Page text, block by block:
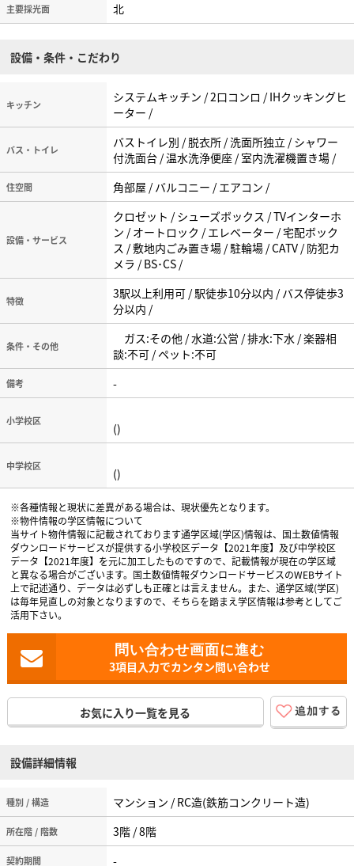
主要採光面 北
設備・条件・こだわり
キッチン
システムキッチン / 2口コンロ / IHクッキングヒ
ーター /
バス・トイレ
バストイレ別 / 脱衣所 / 洗面所独立 / シャワー
付洗面台 / 温水洗浄便座 / 室内洗濯機置き場 /
住空間 角部屋 / バルコニー / エアコン /
設備・サービス
クロゼット / シューズボックス / TVインターホ
ン / オートロック / エレベーター / 宅配ボック
ス / 敷地内ごみ置き場 / 駐輪場 / CATV / 防犯カ
メラ / BS･CS /
特徴
3駅以上利用可 / 駅徒歩10分以内 / バス停徒歩3
分以内 /
条件・その他
ガス:その他 / 水道:公営 / 排水:下水 / 楽器相
談:不可 / ペット:不可
備考 -
小学校区 ()
中学校区 ()
※各種情報と現状に差異がある場合は、現状優先となります。
※物件情報の学区情報について
当サイト物件情報に記載されております通学区域(学区)情報は、国土数値情報
ダウンロードサービスが提供する小学校区データ【2021年度】及び中学校区
データ【2021年度】を元に加工したものですので、記載情報が現在の学区域
と異なる場合がございます。国土数値情報ダウンロードサービスのWEBサイト
上で記述通り、データは必ずしも正確とは言えません。また、通学区域(学区)
は毎年見直しの対象となりますので、そちらを踏まえ学区情報は参考としてご
活用下さい。
3項目入力でカンタン問い合わせ
お気に入り一覧を見る
設備詳細情報
種別 / 構造 マンション / RC造(鉄筋コンクリート造)
所在階 / 階数 3階 / 8階
契約期間 -